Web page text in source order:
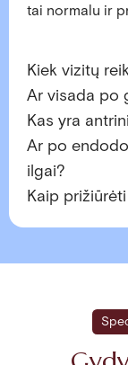
tai normalu ir
Kiek vizitų
Ar visada po
Kas yra
Ar po
ilgai?
Kaip